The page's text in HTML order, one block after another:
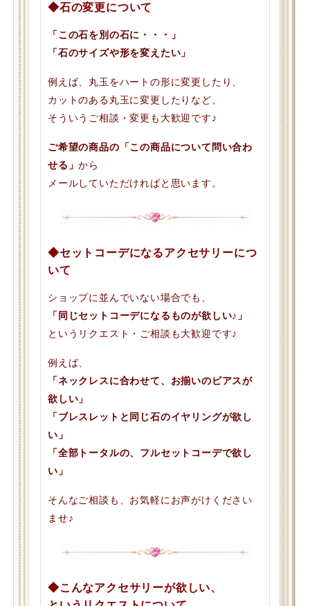
◆石の変更について
「この石を別の石に・・・」
「石のサイズや形を変えたい」
例えば、丸玉をハートの形に変更したり、
カットのある丸玉に変更したりなど、
そういうご相談・変更も大歓迎です♪
ご希望の商品の「この商品について問い合わ
せる」から
メールしていただければと思います。
◆セットコーデになるアクセサリーにつ
いて
ショップに並んでいない場合でも、
「同じセットコーデになるものが欲しい♪」
というリクエスト・ご相談も大歓迎です♪
例えば、
「ネックレスに合わせて、お揃いのピアスが
欲しい」
「ブレスレットと同じ石のイヤリングが欲し
い」
「全部トータルの、フルセットコーデで欲し
い」
そんなご相談も、お気軽にお声がけください
ませ♪
◆こんなアクセサリーが欲しい、